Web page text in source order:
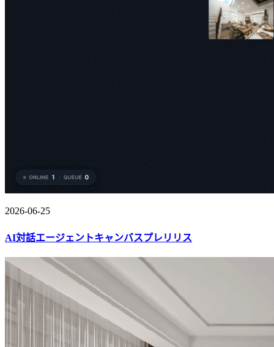
2026-06-25
AI対話エージェントキャンバスプレリリス